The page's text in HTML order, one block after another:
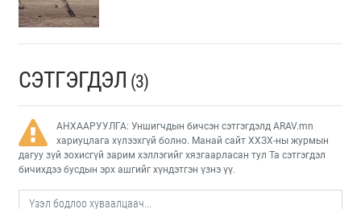
СЭТГЭГДЭЛ (3)
АНХААРУУЛГА: Уншигчдын бичсэн сэтгэгдэлд ARAV.mn
хариуцлага хүлээхгүй болно. Манай сайт ХХЗХ-ны журмын
дагуу зүй зохисгүй зарим хэллэгийг хязгаарласан тул Та сэтгэгдэл
бичихдээ бусдын эрх ашгийг хүндэтгэн үзнэ үү.